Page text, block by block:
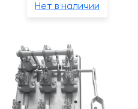
Нет в наличии